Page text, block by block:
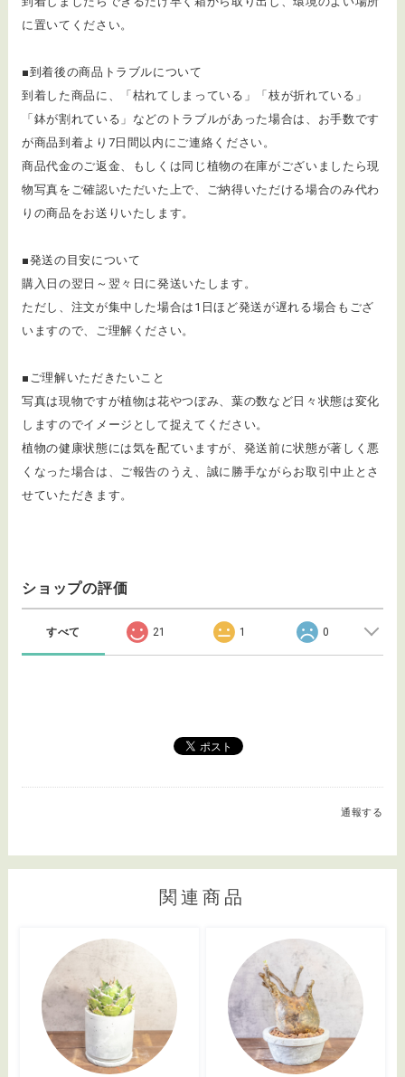
に置いてください。
■到着後の商品トラブルについて
​到着した商品に、「枯れてしまっている」「枝が折れている」
「鉢が割れている」などのトラブルがあった場合は、お手数です
が商品到着より7日間以内にご連絡ください。
商品代金のご返金、もしくは同じ植物の在庫がございましたら現
物写真をご確認いただいた上で、ご納得いただける場合のみ代わ
りの商品をお送りいたします。
■発送の目安について
購入日の翌日～翌々日に発送いたします。
ただし、注文が集中した場合は1日ほど発送が遅れる場合もござ
いますので、ご理解ください。
■ご理解いただきたいこと
写真は現物ですが植物は花やつぼみ、葉の数など日々状態は変化
しますのでイメージとして捉えてください。
植物の健康状態には気を配ていますが、発送前に状態が著しく悪
くなった場合は、ご報告のうえ、誠に勝手ながらお取引中止とさ
せていただきます。
ショップの評価
すべて 21 1 0
通報する
関連商品